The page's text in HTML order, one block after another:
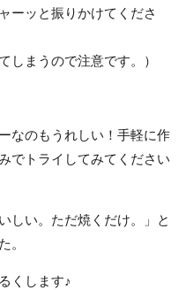
ーッと振りかけてくださ
しまうので注意です。）
なのもうれしい！手軽に作
でトライしてみてください
しい。ただ焼くだけ。」と
。
くします♪